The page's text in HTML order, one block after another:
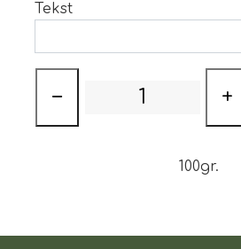
og derfor er ubrugelig.
• designet til at
• helt egnet til hunde, når
Tekst
− +
100gr.